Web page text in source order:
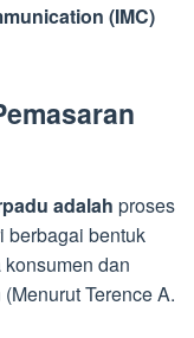
(IMC)
adalah proses
berbagai bentuk
dan
Terence A.